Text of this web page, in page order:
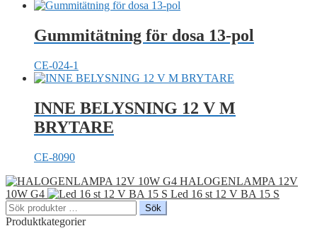
Gummitätning för dosa 13-pol
CE-024-1
INNE BELYSNING 12 V M
BRYTARE
CE-8090
HALOGENLAMPA 12V
10W G4
Led 16 st 12 V BA 15 S
Sök
efter:
Sök
Produktkategorier